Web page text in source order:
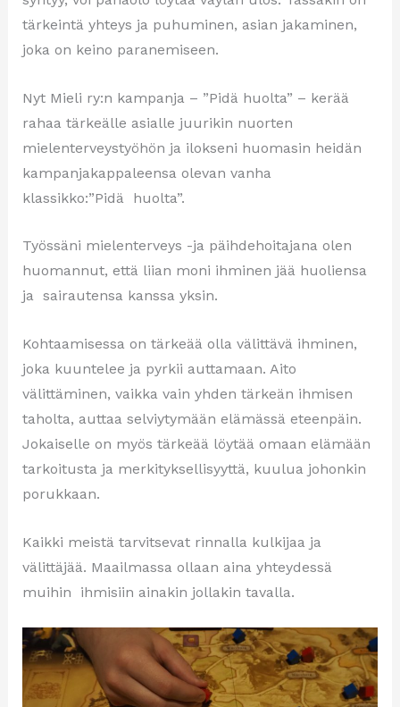
tärkeintä yhteys ja puhuminen, asian jakaminen,
joka on keino paranemiseen.
Nyt Mieli ry:n kampanja – ”Pidä huolta” – kerää
rahaa tärkeälle asialle juurikin nuorten
mielenterveystyöhön ja ilokseni huomasin heidän
kampanjakappaleensa olevan vanha
klassikko:”Pidä huolta”.
Työssäni mielenterveys -ja päihdehoitajana olen
huomannut, että liian moni ihminen jää huoliensa
ja sairautensa kanssa yksin.
Kohtaamisessa on tärkeää olla välittävä ihminen,
joka kuuntelee ja pyrkii auttamaan. Aito
välittäminen, vaikka vain yhden tärkeän ihmisen
taholta, auttaa selviytymään elämässä eteenpäin.
Jokaiselle on myös tärkeää löytää omaan elämään
tarkoitusta ja merkityksellisyyttä, kuulua johonkin
porukkaan.
Kaikki meistä tarvitsevat rinnalla kulkijaa ja
välittäjää. Maailmassa ollaan aina yhteydessä
muihin ihmisiin ainakin jollakin tavalla.